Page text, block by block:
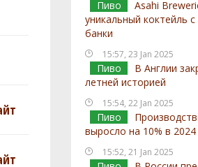
Пиво
Asahi
уникальный коктейль
банки
15:57, 23 Jan 2025
Пиво
В Англии
летней историей
15:54, 22 Jan 2025
Пиво
выросло на 10% в 2024
15:52, 21 Jan 2025